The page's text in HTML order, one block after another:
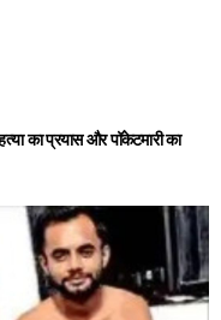
का प्रयास और पॉकेटमारी का